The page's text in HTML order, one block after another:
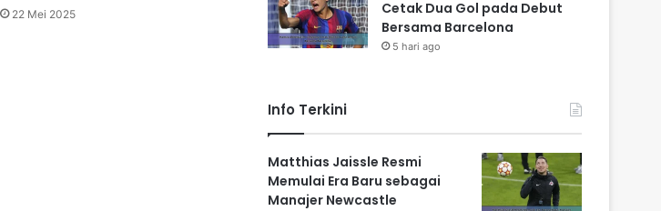
22 Mei 2025
Cetak Dua Gol pada Debut
Bersama Barcelona
5 hari ago
Info Terkini
Matthias Jaissle Resmi
Memulai Era Baru sebagai
Manajer Newcastle